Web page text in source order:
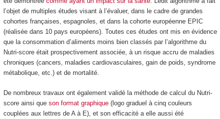
l’objet de multiples études visant à l’évaluer, dans le cadre de grandes
cohortes françaises, espagnoles, et dans la cohorte européenne EPIC
(réalisée dans 10 pays européens). Toutes ces études ont mis en évidence
que la consommation d’aliments moins bien classés par l’algorithme du
Nutri-score était prospectivement associée, à un risque accru de maladies
chroniques (cancers, maladies cardiovasculaires, gain de poids, syndrome
métabolique, etc.) et de mortalité.
De nombreux travaux ont également validé la méthode de calcul du Nutri-
score ainsi que son format graphique(logo graduel à cinq couleurs
couplées aux lettres de A à E), et son efficacité a elle aussi été